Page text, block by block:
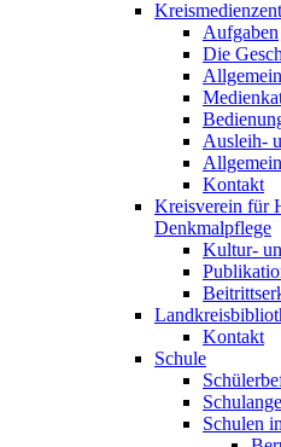
Aufgaben
Die
Ausleih-
Kontakt
Kreisverein für
Denkmalpflege
Kultur-
Kontakt
Schule
Schulen